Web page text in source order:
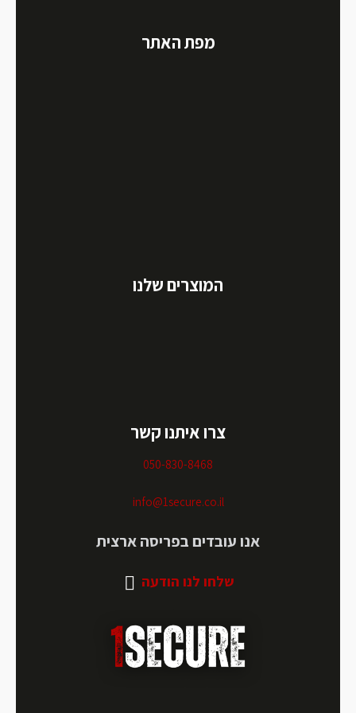
מפת האתר
המוצרים שלנו
צרו איתנו קשר
050-830-8468
info@1secure.co.il
אנו עובדים בפריסה ארצית
שלחו לנו הודעה